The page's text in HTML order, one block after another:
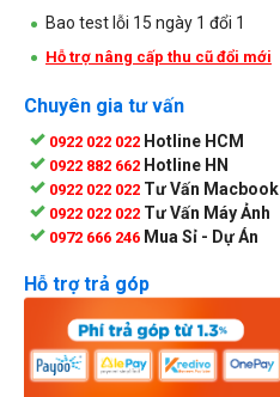
Bao test lỗi 15 ngày 1 đổi 1
Hỗ trợ nâng cấp thu cũ đổi mới
Chuyên gia tư vấn
0922 022 022 Hotline HCM
0922 882 662 Hotline HN
0922 022 022 Tư Vấn Macbook
0922 022 022 Tư Vấn Máy Ảnh
0972 666 246 Mua Sỉ - Dự Án
Hỗ trợ trả góp